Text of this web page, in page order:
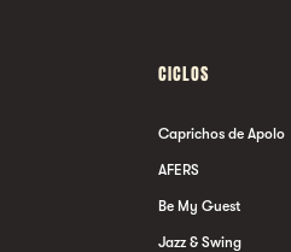
CICLOS
Caprichos de Apolo
AFERS
Be My Guest
Jazz & Swing